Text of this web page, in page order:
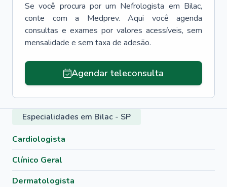
Se você procura por um Nefrologista em Bilac,
conte com a Medprev. Aqui você agenda
consultas e exames por valores acessíveis, sem
mensalidade e sem taxa de adesão.
Agendar teleconsulta
Especialidades em Bilac - SP
Cardiologista
Clínico Geral
Dermatologista